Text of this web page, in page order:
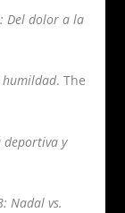
Del dolor a la
humildad. The
deportiva y
Nadal vs.